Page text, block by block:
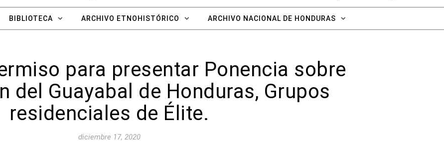
BIBLIOTECA ARCHIVO ETNOHISTÓRICO ARCHIVO NACIONAL DE HONDURAS
para presentar Ponencia sobre
del Guayabal de Honduras, Grupos
residenciales de Élite.
diciembre 17, 2020